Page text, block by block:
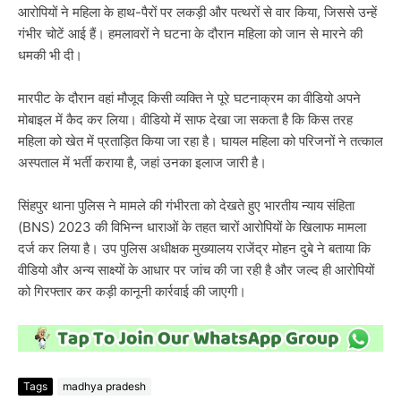
आरोपियों ने महिला के हाथ-पैरों पर लकड़ी और पत्थरों से वार किया, जिससे उन्हें
गंभीर चोटें आई हैं। हमलावरों ने घटना के दौरान महिला को जान से मारने की
धमकी भी दी।
मारपीट के दौरान वहां मौजूद किसी व्यक्ति ने पूरे घटनाक्रम का वीडियो अपने
मोबाइल में कैद कर लिया। वीडियो में साफ देखा जा सकता है कि किस तरह
महिला को खेत में प्रताड़ित किया जा रहा है। घायल महिला को परिजनों ने तत्काल
अस्पताल में भर्ती कराया है, जहां उनका इलाज जारी है।
सिंहपुर थाना पुलिस ने मामले की गंभीरता को देखते हुए भारतीय न्याय संहिता
(BNS) 2023 की विभिन्न धाराओं के तहत चारों आरोपियों के खिलाफ मामला
दर्ज कर लिया है। उप पुलिस अधीक्षक मुख्यालय राजेंद्र मोहन दुबे ने बताया कि
वीडियो और अन्य साक्ष्यों के आधार पर जांच की जा रही है और जल्द ही आरोपियों
को गिरफ्तार कर कड़ी कानूनी कार्रवाई की जाएगी।
Tags madhya pradesh